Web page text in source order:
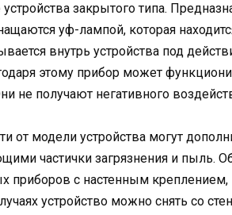
закрытого типа.
уф-лампой, которая
внутрь устройства под
этому прибор может
не получают негативного
от модели устройства могут
частички загрязнения и пыль.
приборов с настенным
устройство можно снять со